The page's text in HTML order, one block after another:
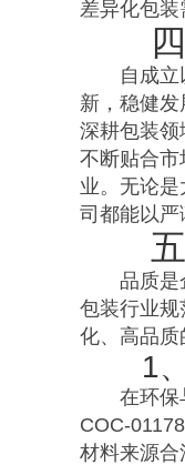
差异化包装
自成
新，稳健发
深耕包装领
不断贴合
业。无论
司都能以严
品质
包装行业
化、高品质
1
在环保
COC-
材料来源